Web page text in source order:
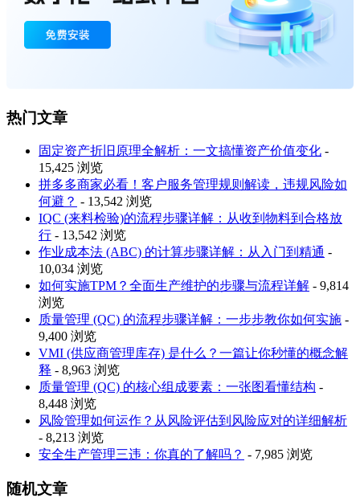
热门文章
固定资产折旧原理全解析：一文搞懂资产价值变化 -
15,425 浏览
拼多多商家必看！客户服务管理规则解读，违规风险如
何避？ - 13,542 浏览
IQC (来料检验)的流程步骤详解：从收到物料到合格放
行 - 13,542 浏览
作业成本法 (ABC) 的计算步骤详解：从入门到精通 -
10,034 浏览
如何实施TPM？全面生产维护的步骤与流程详解 - 9,814
浏览
质量管理 (QC) 的流程步骤详解：一步步教你如何实施 -
9,400 浏览
VMI (供应商管理库存) 是什么？一篇让你秒懂的概念解
释 - 8,963 浏览
质量管理 (QC) 的核心组成要素：一张图看懂结构 -
8,448 浏览
风险管理如何运作？从风险评估到风险应对的详细解析
- 8,213 浏览
安全生产管理三违：你真的了解吗？ - 7,985 浏览
随机文章